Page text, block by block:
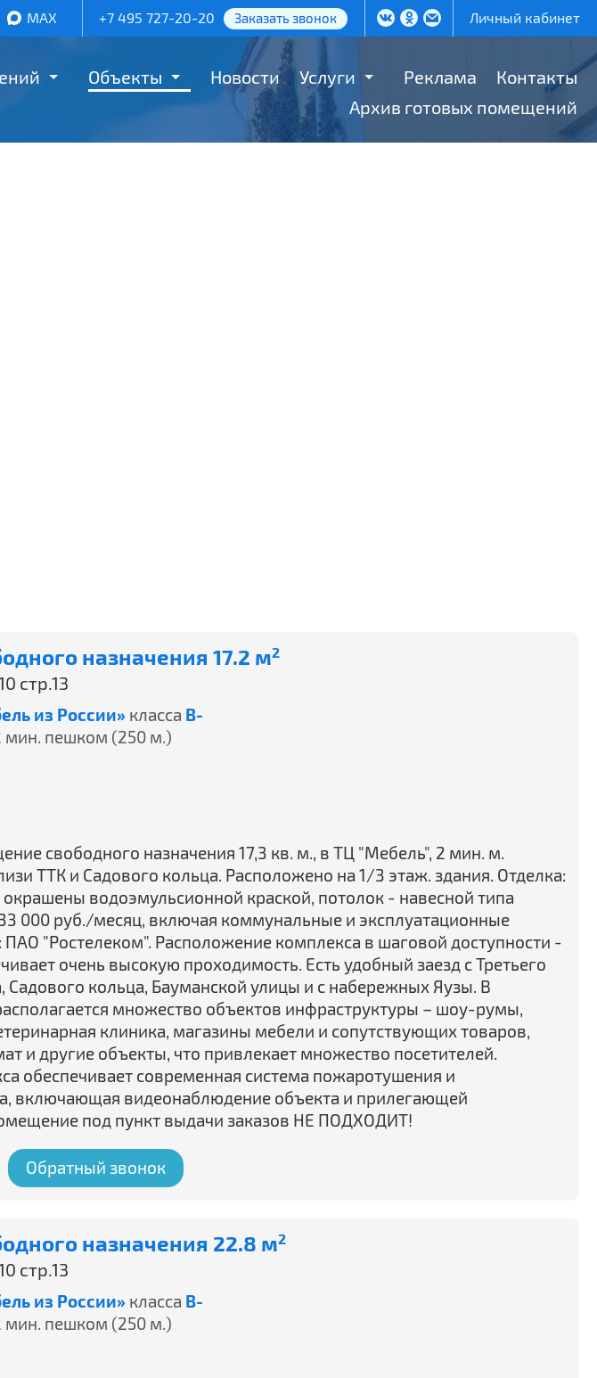
MAX +7 495 727-20-20 Заказать звонок Личный кабинет
Объекты Новости Услуги Реклама
Контакты
Архив готовых помещений
назначения 17.2 м2
стр.13
из России» класса B-
мин. пешком (250 м.)
свободного назначения 17,3 кв. м., в ТЦ "Мебель", 2 мин. м.
ТТК и Садового кольца. Расположено на 1/3 этаж. здания. Отделка:
водоэмульсионной краской, потолок - навесной типа
000 руб./месяц, включая коммунальные и эксплуатационные
"Ростелеком". Расположение комплекса в шаговой доступности -
очень высокую проходимость. Есть удобный заезд с Третьего
Садового кольца, Бауманской улицы и с набережных Яузы. В
множество объектов инфраструктуры – шоу-румы,
клиника, магазины мебели и сопутствующих товаров,
и другие объекты, что привлекает множество посетителей.
обеспечивает современная система пожаротушения и
включающая видеонаблюдение объекта и прилегающей
под пункт выдачи заказов НЕ ПОДХОДИТ!
Обратный звонок
назначения 22.8 м2
стр.13
из России» класса B-
мин. пешком (250 м.)